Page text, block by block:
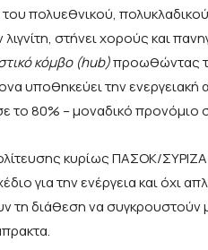
πολυεθνικού, πολυκλαδικού
στήνει χορούς και
κόμβο (hub)προωθώντας
υποθηκεύει την ενεργειακή
το 80% – μοναδικό προνόμιο
κυρίως ΠΑΣΟΚ/
για την ενέργεια και όχι
τη διάθεση να